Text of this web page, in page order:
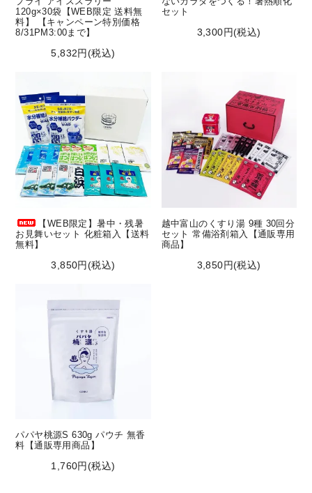
120g×30袋【WEB限定 送料無
料】 【キャンペーン特別価格
8/31PM3:00まで】
5,832円(税込)
セット
3,300円(税込)
【WEB限定】暑中・残暑
お見舞いセット 化粧箱入【送料
無料】
3,850円(税込)
越中富山のくすり湯 9種 30回分
セット 常備浴剤箱入【通販専用
商品】
3,850円(税込)
パパヤ桃源S 630g パウチ 無香
料【通販専用商品】
1,760円(税込)